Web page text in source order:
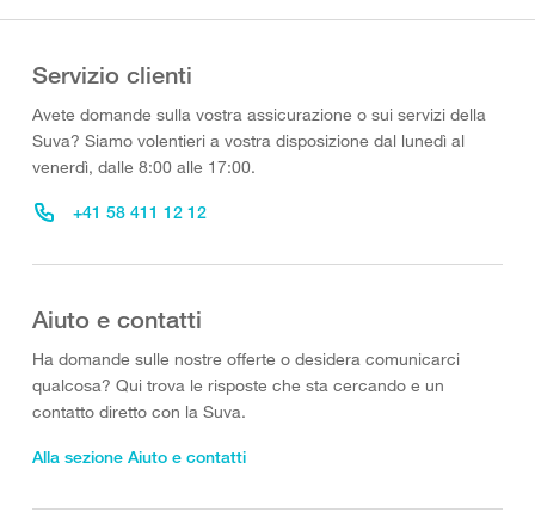
Servizio clienti
Avete domande sulla vostra assicurazione o sui servizi della
Suva? Siamo volentieri a vostra disposizione dal lunedì al
venerdì, dalle 8:00 alle 17:00.
+41 58 411 12 12
Aiuto e contatti
Ha domande sulle nostre offerte o desidera comunicarci
qualcosa? Qui trova le risposte che sta cercando e un
contatto diretto con la Suva.
Alla sezione Aiuto e contatti